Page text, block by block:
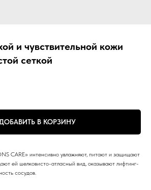
и чувствительной кожи
сеткой
В КОРЗИНУ
CARE» интенсивно увлажняют, питают и защищают
ей шелковисто-атласный вид, оказывают лифтинг-
сосудов.